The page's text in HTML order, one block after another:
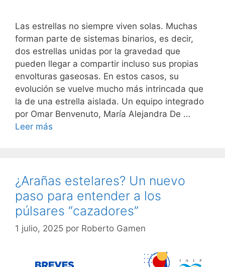
Las estrellas no siempre viven solas. Muchas
forman parte de sistemas binarios, es decir,
dos estrellas unidas por la gravedad que
pueden llegar a compartir incluso sus propias
envolturas gaseosas. En estos casos, su
evolución se vuelve mucho más intrincada que
la de una estrella aislada. Un equipo integrado
por Omar Benvenuto, María Alejandra De …
Leer más
¿Arañas estelares? Un nuevo
paso para entender a los
púlsares “cazadores”
1 julio, 2025 por Roberto Gamen